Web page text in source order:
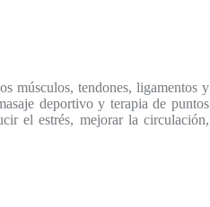
músculos, tendones, ligamentos y
deportivo y terapia de puntos
el estrés, mejorar la circulación,